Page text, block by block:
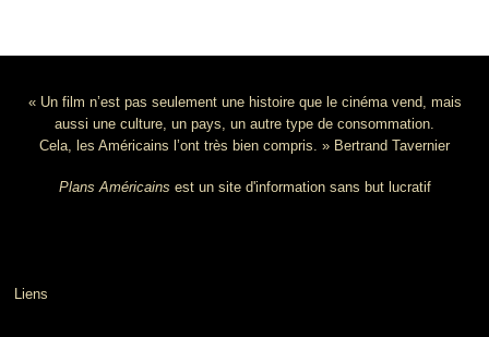
« Un film n’est pas seulement une histoire que le cinéma vend, mais
aussi une culture, un pays, un autre type de consommation.
Cela, les Américains l’ont très bien compris. » Bertrand Tavernier
Plans Américains est un site d'information sans but lucratif
Liens